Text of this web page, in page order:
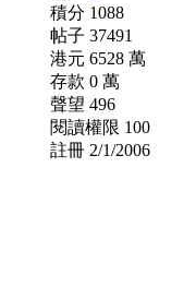
積分 1088
帖子 37491
港元 6528 萬
存款 0 萬
聲望 496
閱讀權限 100
註冊 2/1/2006